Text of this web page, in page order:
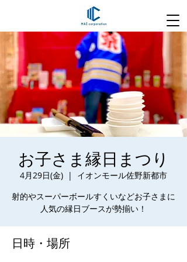
お子さま縁日まつり
4月29日(金)
  |
イオンモール佐野新都市
射的やスーパーボールすくいなどお子さまに
人気の縁日ブースが勢揃い！
日時・場所